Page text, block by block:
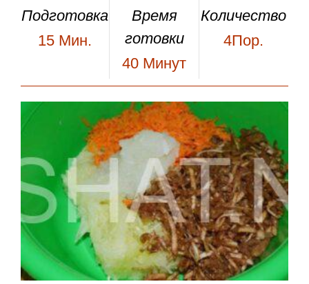
Подготовка
15 Мин.
Время
готовки
40 Минут
Количество
4Пор.